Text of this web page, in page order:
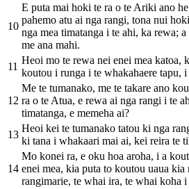
10
E puta mai hoki te ra o te Ariki ano
pahemo atu ai nga rangi, tona nui
nga mea timatanga i te ahi, ka rewa;
me ana mahi.
11
Heoi mo te rewa nei enei mea katoa,
koutou i runga i te whakahaere tapu, i
12
Me te tumanako, me te takare ano
ra o te Atua, e rewa ai nga rangi i te
timatanga, e memeha ai?
13
Heoi kei te tumanako tatou ki nga
ki tana i whakaari mai ai, kei reira te
14
Mo konei ra, e oku hoa aroha, i a
enei mea, kia puta to koutou uaua
rangimarie, te whai ira, te whai koha i